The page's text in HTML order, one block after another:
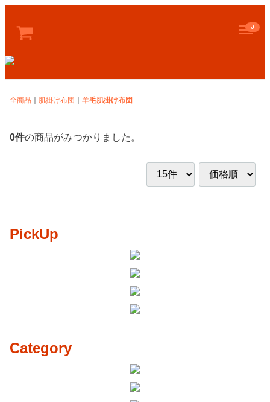
0
Menu
全商品 肌掛け布団 羊毛肌掛け布団
0件の商品がみつかりました。
PickUp
Category